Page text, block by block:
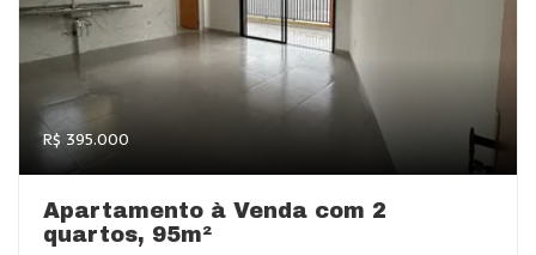
R$ 395.000
Apartamento à Venda com 2
quartos, 95m²